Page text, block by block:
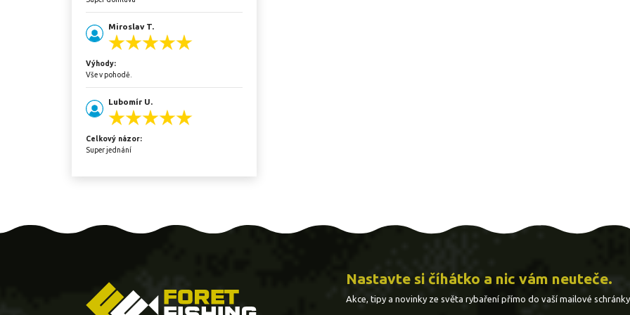
Miroslav T.
Výhody:
Vše v pohodě.
Lubomír U.
Celkový názor:
Super jednání
Nastavte si číhátko a nic vám neuteče.
Akce, tipy a novinky ze světa rybaření přímo do vaší mailové